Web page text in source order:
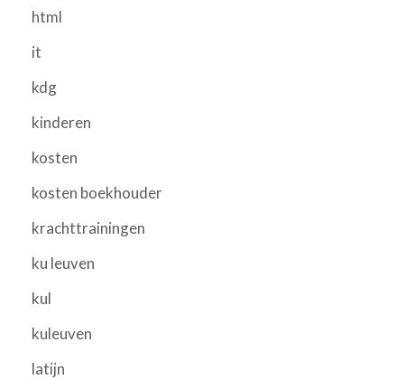
html
it
kdg
kinderen
kosten
kosten boekhouder
krachttrainingen
ku leuven
kul
kuleuven
latijn